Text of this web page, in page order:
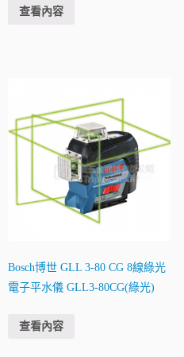
查看內容
Bosch博世 GLL 3-80 CG 8線綠光
電子平水儀 GLL3-80CG(綠光)
查看內容